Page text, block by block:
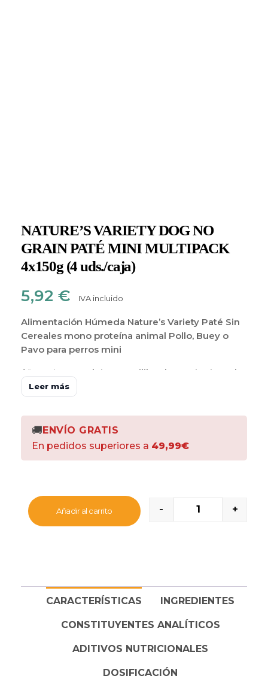
NATURE’S VARIETY DOG NO
GRAIN PATÉ MINI MULTIPACK
4x150g (4 uds./caja)
5,92 € IVA incluido
Alimentación Húmeda Nature’s Variety Paté Sin
Cereales mono proteína animal Pollo, Buey o
Pavo para perros mini
Alimento
completo y equilibrado
textura de
patéelaborado con
frutas y verduras.
animal de pollo,buey o pavo de alta calidad
como ingrediente principal y un
ingredientes de origen animal. Estácocido al
a temperatura óptima en sus propios jugos
10Kg)
-Cada pack contiene 4 sobres de 150g:
1 sobre de Pavo
Leer más
🚚 ENVÍO GRATIS
En pedidos superiores a 49,99€
- +
Añadir al carrito
CARACTERÍSTICAS INGREDIENTES
CONSTITUYENTES ANALÍTICOS
ADITIVOS NUTRICIONALES
DOSIFICACIÓN